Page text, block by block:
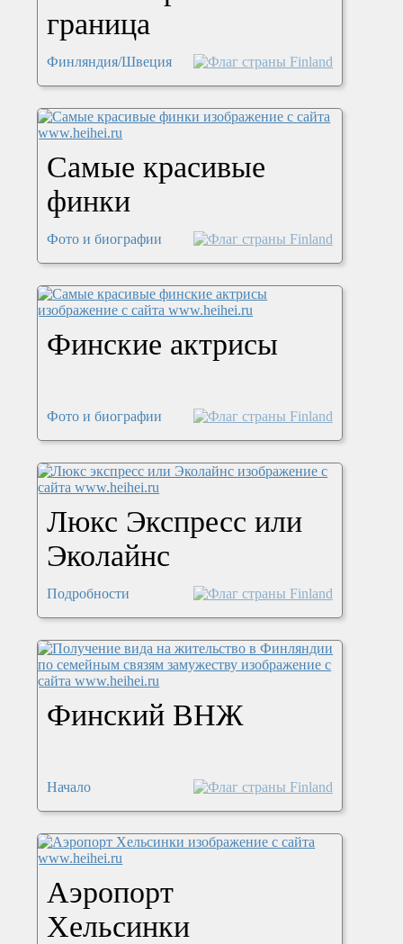
граница
Финляндия/Швеция
Самые красивые
финки
Фото и биографии
Финские актрисы
Фото и биографии
Люкс Экспресс или
Эколайнс
Подробности
Финский ВНЖ
Начало
Аэропорт
Хельсинки